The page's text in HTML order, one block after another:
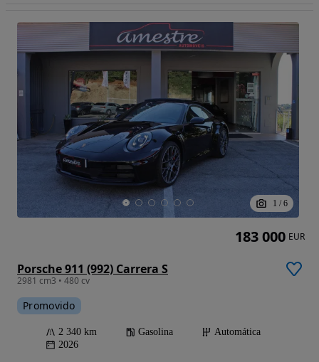
1 / 6
Porsche 911 (992) Carrera S
2981 cm3 • 480 cv
Promovido
2 340 km Gasolina
Automática
2026
183 000 EUR